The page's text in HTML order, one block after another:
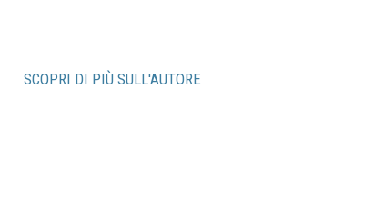
SCOPRI DI PIÙ SULL'AUTORE